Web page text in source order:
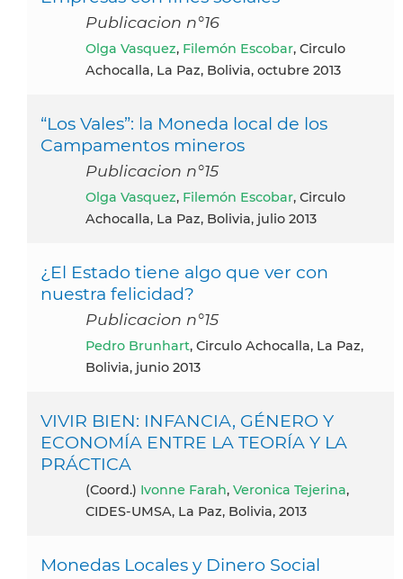
Publicacion n°16
Olga Vasquez, Filemón Escobar, Circulo
Achocalla, La Paz, Bolivia, octubre 2013
“Los Vales”: la Moneda local de los
Campamentos mineros
Publicacion n°15
Olga Vasquez, Filemón Escobar, Circulo
Achocalla, La Paz, Bolivia, julio 2013
¿El Estado tiene algo que ver con
nuestra felicidad?
Publicacion n°15
Pedro Brunhart, Circulo Achocalla, La Paz,
Bolivia, junio 2013
VIVIR BIEN: INFANCIA, GÉNERO Y
ECONOMÍA ENTRE LA TEORÍA Y LA
PRÁCTICA
(coord.) Ivonne Farah, Veronica Tejerina,
CIDES-UMSA, La Paz, Bolivia, 2013
Monedas Locales y Dinero Social